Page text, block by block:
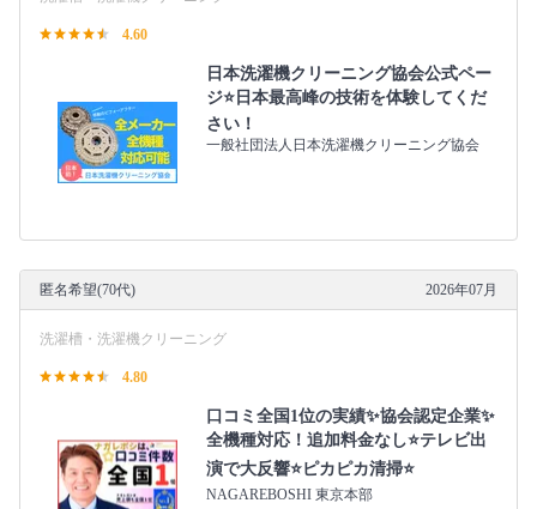
4.60
日本洗濯機クリーニング協会公式ペー
ジ⭐日本最高峰の技術を体験してくだ
さい！
一般社団法人日本洗濯機クリーニング協会
匿名希望(70代) 2026年07月
洗濯槽・洗濯機クリーニング
4.80
口コミ全国1位の実績✨協会認定企業✨
全機種対応！追加料金なし⭐テレビ出
演で大反響⭐ピカピカ清掃⭐
NAGAREBOSHI 東京本部